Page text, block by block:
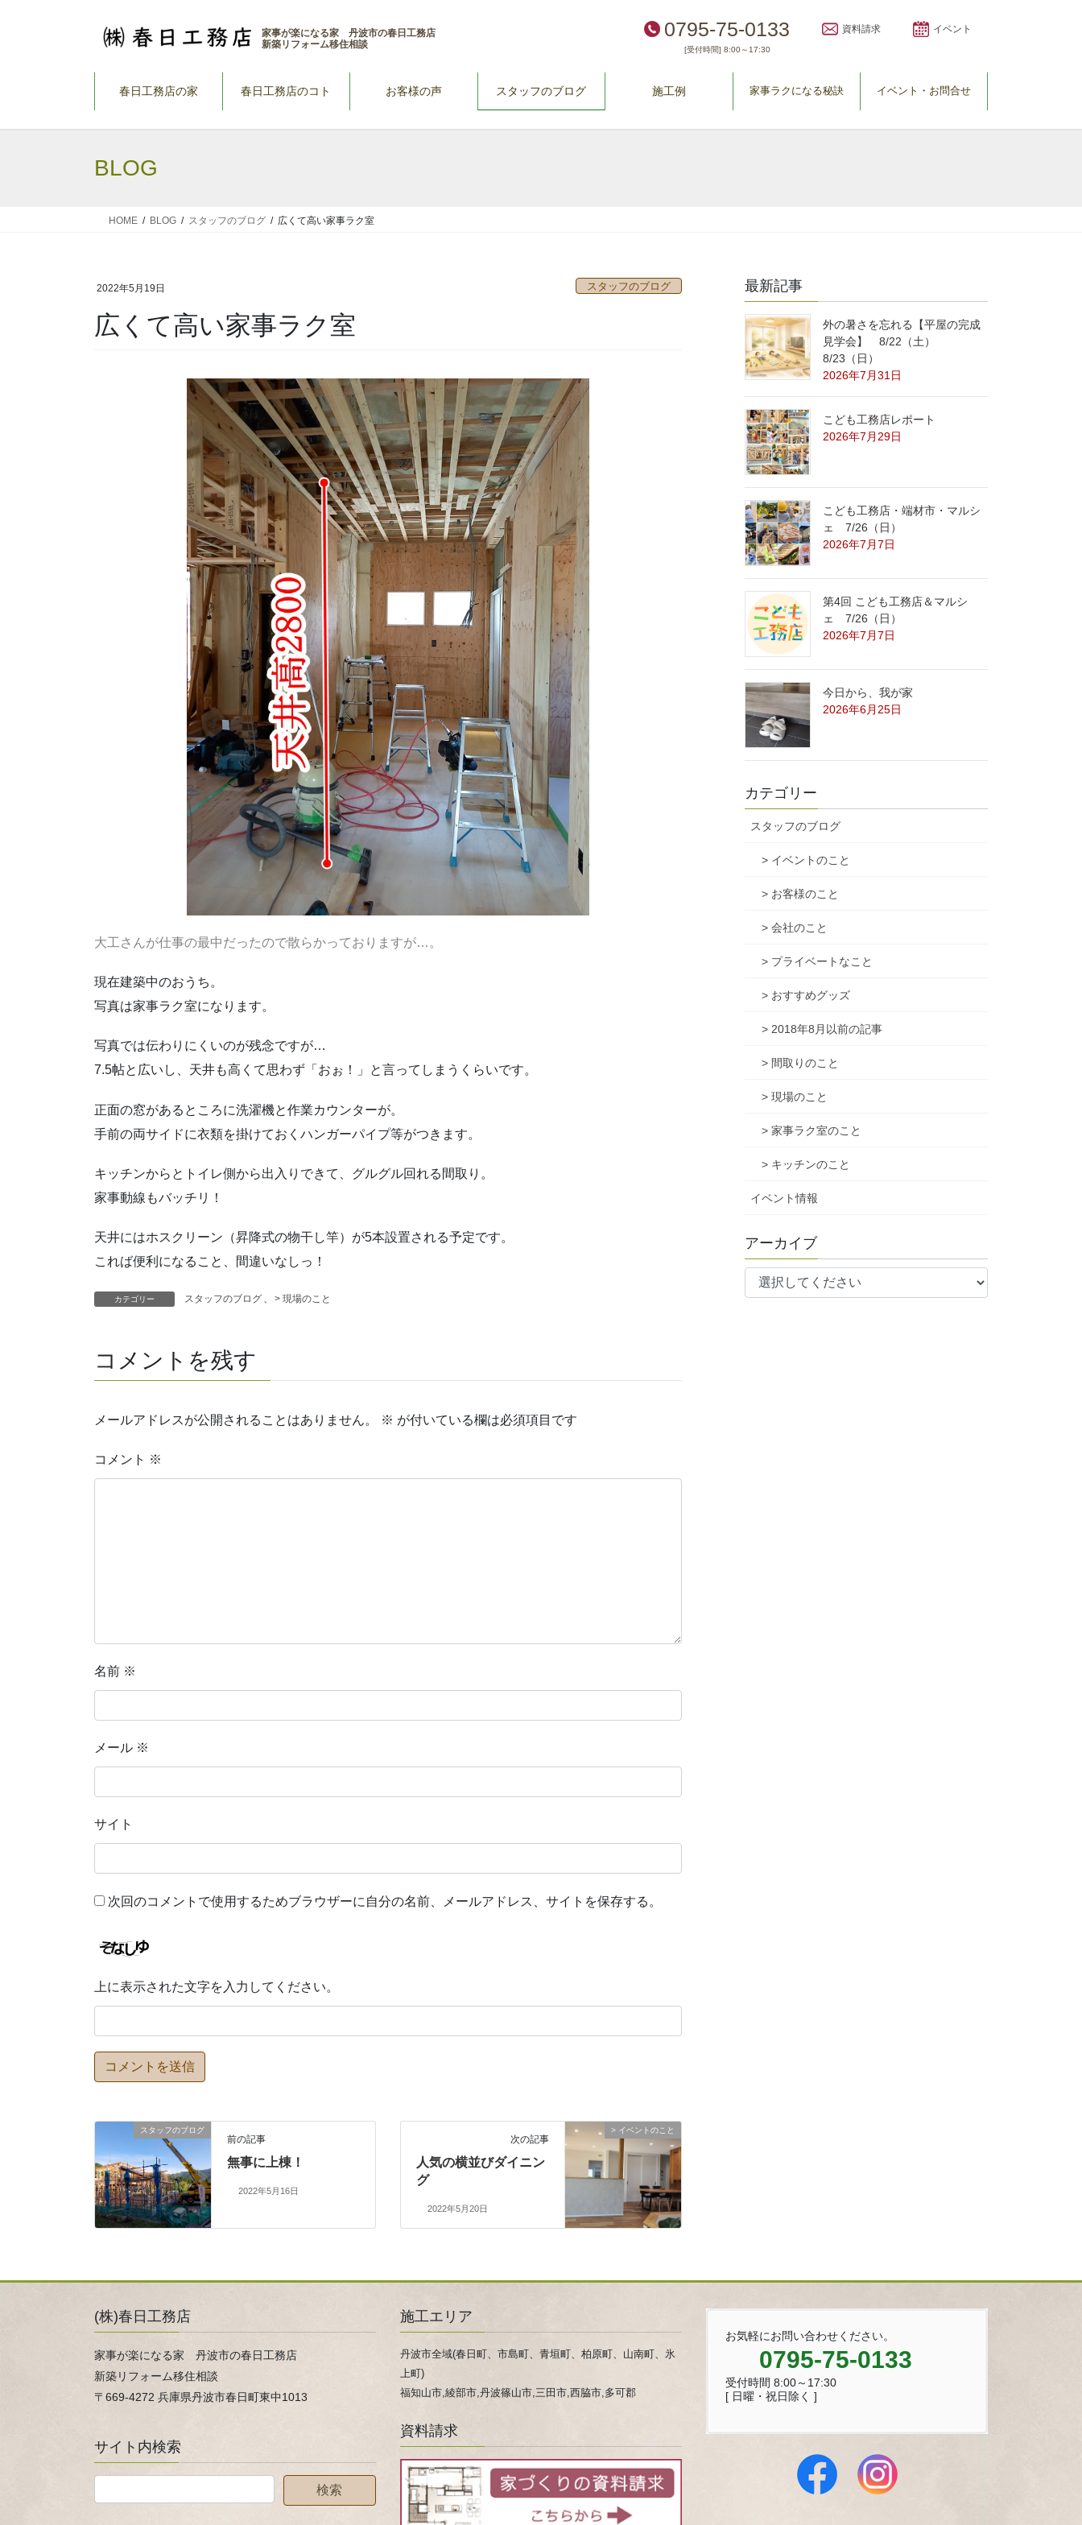
家事が楽になる家 丹波市の春日工務店
新築リフォーム移住相談
0795-75-0133
[受付時間] 8:00～17:30
資料請求 イベント
春日工務店の家 春日工務店のコト お客様の声 スタッフのブログ 施工例 家事ラクになる秘訣 イベント・お問合せ
BLOG
HOME BLOG スタッフのブログ 広くて高い家事ラク室
2022年5月19日 スタッフのブログ
広くて高い家事ラク室
大工さんが仕事の最中だったので散らかっておりますが…。
現在建築中のおうち。
写真は家事ラク室になります。
写真では伝わりにくいのが残念ですが…
7.5帖と広いし、天井も高くて思わず「おぉ！」と言ってしまうくらいです。
正面の窓があるところに洗濯機と作業カウンターが。
手前の両サイドに衣類を掛けておくハンガーパイプ等がつきます。
キッチンからとトイレ側から出入りできて、グルグル回れる間取り。
家事動線もバッチリ！
天井にはホスクリーン（昇降式の物干し竿）が5本設置される予定です。
これば便利になること、間違いなしっ！
カテゴリー スタッフのブログ 、 > 現場のこと
コメントを残す
メールアドレスが公開されることはありません。 ※ が付いている欄は必須項目です
コメント ※
名前 ※
メール ※
サイト
次回のコメントで使用するためブラウザーに自分の名前、メールアドレス、サイトを保存する。
上に表示された文字を入力してください。
スタッフのブログ
前の記事
無事に上棟！
2022年5月16日
> イベントのこと
次の記事
人気の横並びダイニン
グ
2022年5月20日
最新記事
外の暑さを忘れる【平屋の完成
見学会】 8/22（土）
8/23（日）
2026年7月31日
こども工務店レポート
2026年7月29日
こども工務店・端材市・マルシ
ェ 7/26（日）
2026年7月7日
第4回 こども工務店＆マルシ
ェ 7/26（日）
2026年7月7日
今日から、我が家
2026年6月25日
カテゴリー
スタッフのブログ
> イベントのこと
> お客様のこと
> 会社のこと
> プライベートなこと
> おすすめグッズ
> 2018年8月以前の記事
> 間取りのこと
> 現場のこと
> 家事ラク室のこと
> キッチンのこと
イベント情報
アーカイブ
(株)春日工務店
家事が楽になる家 丹波市の春日工務店
新築リフォーム移住相談
〒669-4272 兵庫県丹波市春日町東中1013
サイト内検索
施工エリア
丹波市全域(春日町、市島町、青垣町、柏原町、山南町、氷
上町)
福知山市,綾部市,丹波篠山市,三田市,西脇市,多可郡
資料請求
お気軽にお問い合わせください。
0795-75-0133
受付時間 8:00～17:30
[ 日曜・祝日除く ]